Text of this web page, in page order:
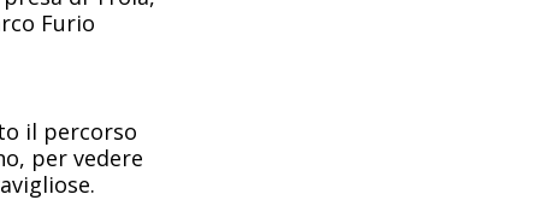
Furio
il percorso
per vedere